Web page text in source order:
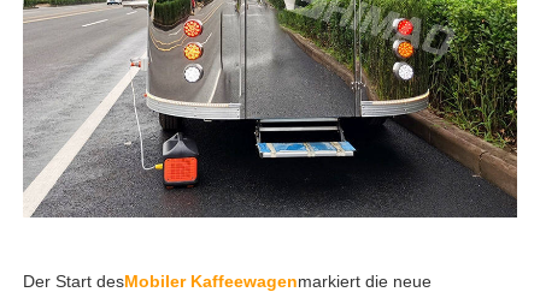
Der Start desMobiler Kaffeewagenmarkiert die neue